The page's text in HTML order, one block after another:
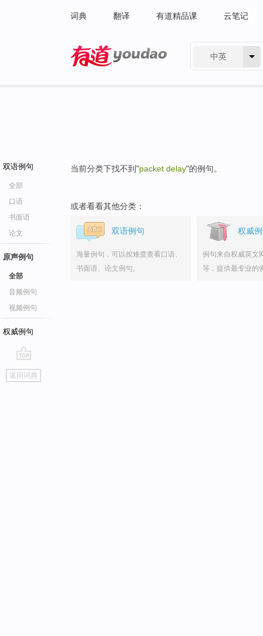
词典 翻译 有道精品课 云笔记
中英
双语例句
全部
口语
书面语
论文
原声例句
全部
音频例句
视频例句
权威例句
go
top
返回词典
当前分类下找不到"packet delay"的例句。
或者看看其他分类：
双语例句
海量例句，可以按难度查看口语、
书面语、论文例句。
权威
例句来自权威英文
等，提供最专业的